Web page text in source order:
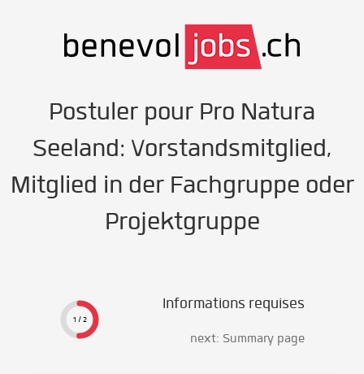
Postuler pour Pro Natura
Seeland: Vorstandsmitglied,
Mitglied in der Fachgruppe oder
Projektgruppe
1 / 2
Informations requises
next: Summary page